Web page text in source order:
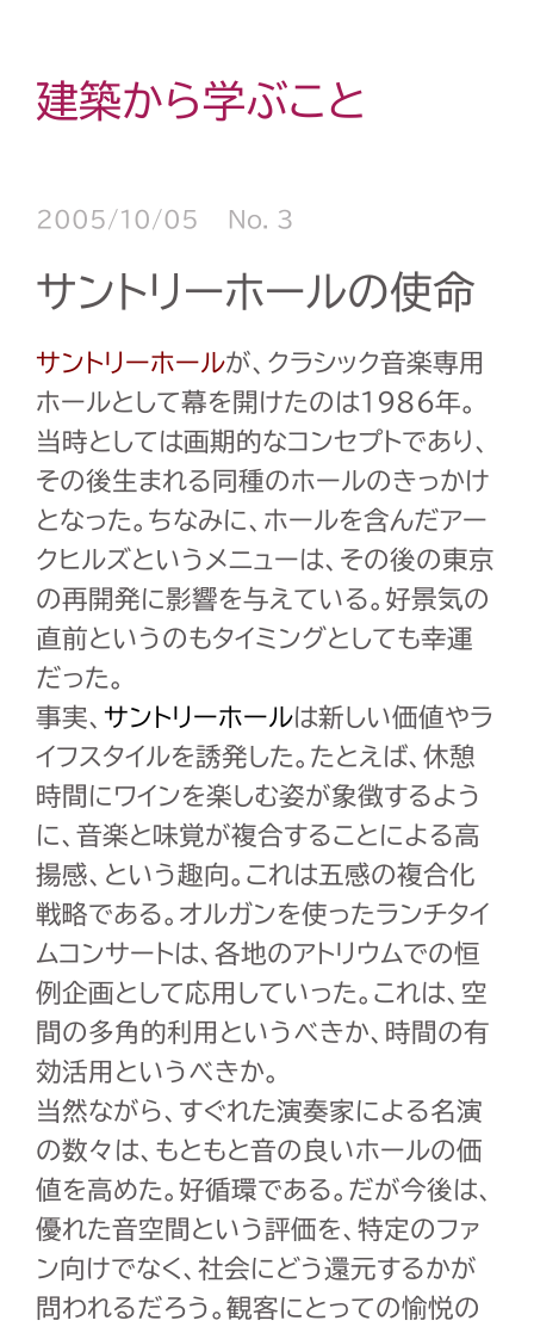
建築から学ぶこと
2005/10/05 No. 3
サントリーホールの使命
サントリーホールが、クラシック音楽専用
ホールとして幕を開けたのは1986年。
当時としては画期的なコンセプトであり、
その後生まれる同種のホールのきっかけ
となった。ちなみに、ホールを含んだアー
クヒルズというメニューは、その後の東京
の再開発に影響を与えている。好景気の
直前というのもタイミングとしても幸運
だった。
事実、 サントリーホールは新しい価値やラ
イフスタイルを誘発した。たとえば、休憩
時間にワインを楽しむ姿が象徴するよう
に、音楽と味覚が複合することによる高
揚感、という趣向。これは五感の複合化
戦略である。オルガンを使ったランチタイ
ムコンサートは、各地のアトリウムでの恒
例企画として応用していった。これは、空
間の多角的利用というべきか、時間の有
効活用というべきか。
当然ながら、すぐれた演奏家による名演
の数々は、もともと音の良いホールの価
値を高めた。好循環である。だが今後は、
優れた音空間という評価を、特定のファ
ン向けでなく、社会にどう還元するかが
問われるだろう。観客にとっての愉悦の